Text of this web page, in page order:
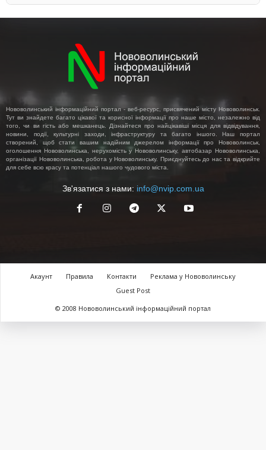
Нововолинський інформаційний портал - веб-ресурс, присвячений місту Нововолинськ.
Тут ви знайдете багато цікавої та корисної інформації про наше місто, незалежно від
того, чи ви гість або мешканець. Дізнайтеся про найцікавіші місця для відвідування,
новини, події, культурні заходи, інфраструктуру та багато іншого. Наш портал
створений, щоб стати вашим надійним джерелом інформації про Нововолинськ,
оголошення Нововолинська, нерухомість у Нововолинську, автобазар Нововолинська,
організації Нововолинська, робота у Нововолинську. Приєднуйтесь до нас та відкрийте
для себе всю красу та потенціал нашого чудового міста.
Зв'язатися з нами: info@nvip.com.ua
Акаунт Правила Контакти
Реклама у Нововолинську
Guest Post
© 2008 Нововолинський інформаційний портал